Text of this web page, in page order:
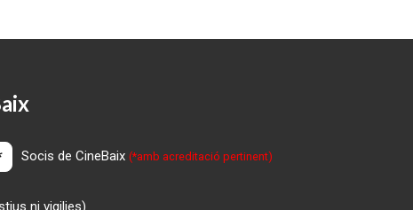
Socis de CineBaix(*amb acreditació pertinent)
ni vigilies)